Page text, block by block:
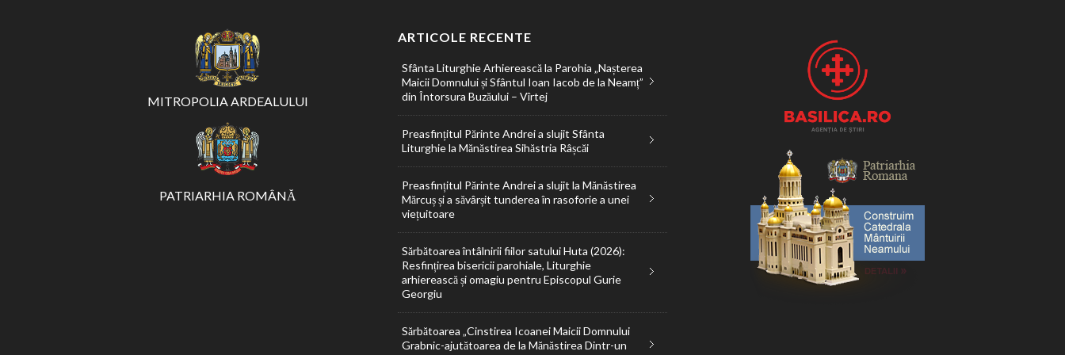
MITROPOLIA ARDEALULUI
PATRIARHIA ROMÂNĂ
ARTICOLE RECENTE
Sfânta Liturghie Arhierească la Parohia „Nașterea
Maicii Domnului și Sfântul Ioan Iacob de la Neamț”
din Întorsura Buzăului – Vîrtej
Preasfințitul Părinte Andrei a slujit Sfânta
Liturghie la Mănăstirea Sihăstria Râșcăi
Preasfințitul Părinte Andrei a slujit la Mănăstirea
Mărcuș și a săvârșit tunderea în rasoforie a unei
viețuitoare
Sărbătoarea întâlnirii fiilor satului Huta (2026):
Resfințirea bisericii parohiale, Liturghie
arhierească și omagiu pentru Episcopul Gurie
Georgiu
Sărbătoarea „Cinstirea Icoanei Maicii Domnului
Grabnic-ajutătoarea de la Mănăstirea Dintr-un